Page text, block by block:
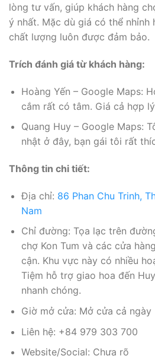
lòng tư vấn, giúp khách hàng
ý nhất. Mặc dù giá có thể nhỉnh
chất lượng luôn được đảm bảo.
Trích đánh giá từ khách hàng:
Hoàng Yến – Google Maps:
cắm rất có tâm. Giá cả hợp
Quang Huy – Google Maps:
nhật ở đây, bạn gái tôi rất
Thông tin chi tiết:
Địa chỉ: 86 Phan Chu Trinh,
Nam
Chỉ đường: Tọa lạc trên
chợ Kon Tum và các cửa
cận. Khu vực này có nhiều
Tiệm hỗ trợ giao hoa đến
nhanh chóng.
Giờ mở cửa: Mở cửa cả ngày
Liên hệ: +84 979 303 700
Website/Social: Chưa rõ